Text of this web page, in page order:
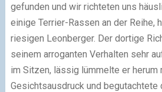
gefunden und wir richteten uns
einige Terrier-Rassen an der Reihe,
riesigen Leonberger. Der dortige
seinem arroganten Verhalten sehr
im Sitzen, lässig lümmelte er herum
Gesichtsausdruck und begutachtete